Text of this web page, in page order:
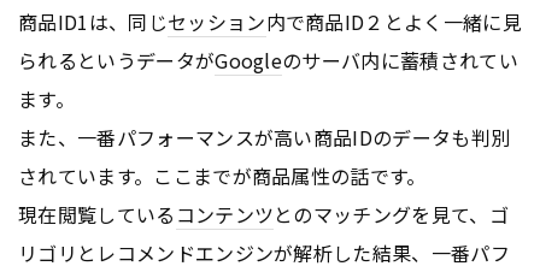
商品ID1は、同じセッション内で商品ID２とよく一緒に見
られるというデータがGoogleのサーバ内に蓄積されてい
ます。
また、一番パフォーマンスが高い商品IDのデータも判別
されています。ここまでが商品属性の話です。
現在閲覧している コンテンツとのマッチングを見て、ゴ
リゴリとレコメンドエンジンが解析した結果、一番パフ